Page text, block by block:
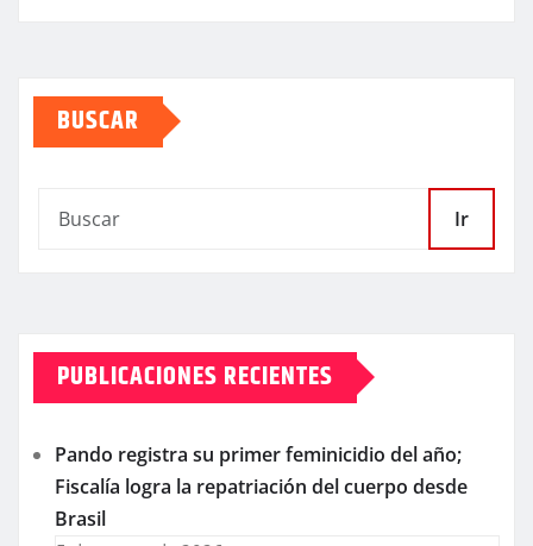
BUSCAR
Ir
PUBLICACIONES RECIENTES
Pando registra su primer feminicidio del año;
Fiscalía logra la repatriación del cuerpo desde
Brasil